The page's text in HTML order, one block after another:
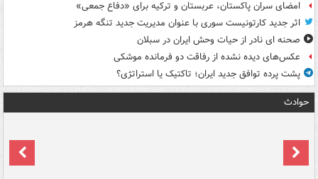
امضای سران پاکستان، عربستان و ترکیه برای «دفاع جمعی»
اثر جدید کارتونیست سوری با عنوان مدیریت جدید تنگه هرمز
صحنه ای نادر از حیات وحش ایران در سبلان
عکس‌های دیده نشده از رفاقت دو فرمانده‌ موشکی
پشت پرده توافق جدید ایران؛ تاکتیک یا استراتژی؟
حوادث